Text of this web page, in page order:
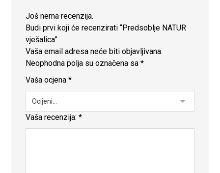
Još nema recenzija.
Budi prvi koji će recenzirati “Predsoblje NATUR
vješalica”
Vaša email adresa neće biti objavljivana.
Neophodna polja su označena sa*
Vaša ocjena*
Vaša recenzija:*